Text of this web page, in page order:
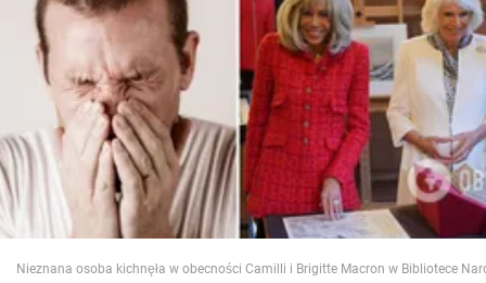
Społeczeństwo
Wojna na Ukrainie
Świat
Jedzenie
Nieznana osoba kichnęła w obecności Camilli i Brigitte Macron w Bibliotece